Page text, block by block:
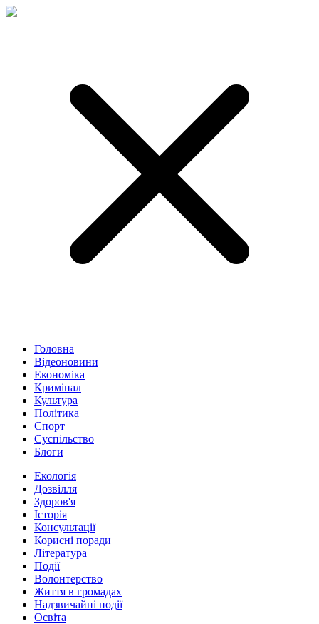
Головна
Відеоновини
Економіка
Кримінал
Культура
Політика
Спорт
Суспільство
Блоги
Екологія
Дозвілля
Здоров'я
Історія
Консультації
Корисні поради
Література
Події
Волонтерство
Життя в громадах
Надзвичайні події
Освіта